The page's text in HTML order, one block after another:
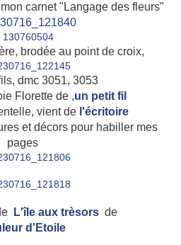
carnet "Langage des fleurs"
brodée au point de croix,
dmc 3051, 3053
Florette de ,un petit fil
vient del'écritoire
et décors pour habiller mes
pages
L'île aux trèsors de
d'Etoile